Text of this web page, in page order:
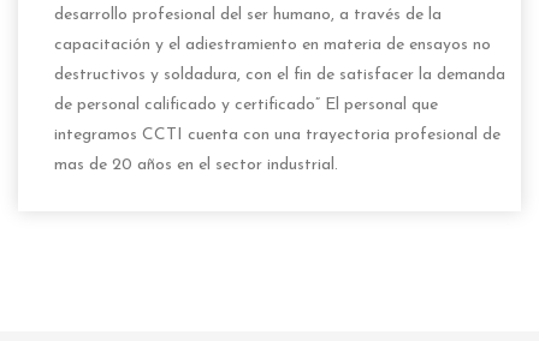
desarrollo profesional del ser humano, a través de la
capacitación y el adiestramiento en materia de ensayos no
destructivos y soldadura, con el fin de satisfacer la demanda
de personal calificado y certificado” El personal que
integramos CCTI cuenta con una trayectoria profesional de
mas de 20 años en el sector industrial.